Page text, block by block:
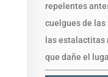
repelentes
cuelgues de
las estalactitas
que dañe el